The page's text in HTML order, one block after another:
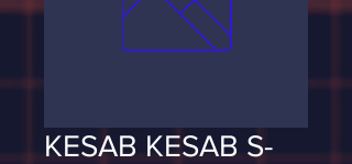
KESAB KESAB S-